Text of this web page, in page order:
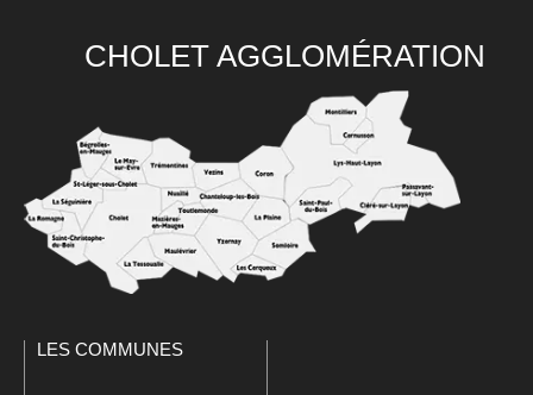
CHOLET AGGLOMÉRATION
LES COMMUNES